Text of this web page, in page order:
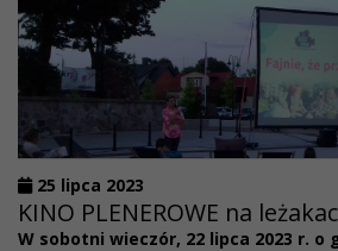
25 lipca 2023
KINO PLENEROWE na
W sobotni wieczór, 22 lipca 2023 r. o